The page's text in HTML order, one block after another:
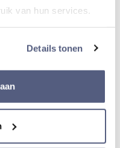
van hun services.
Details tonen